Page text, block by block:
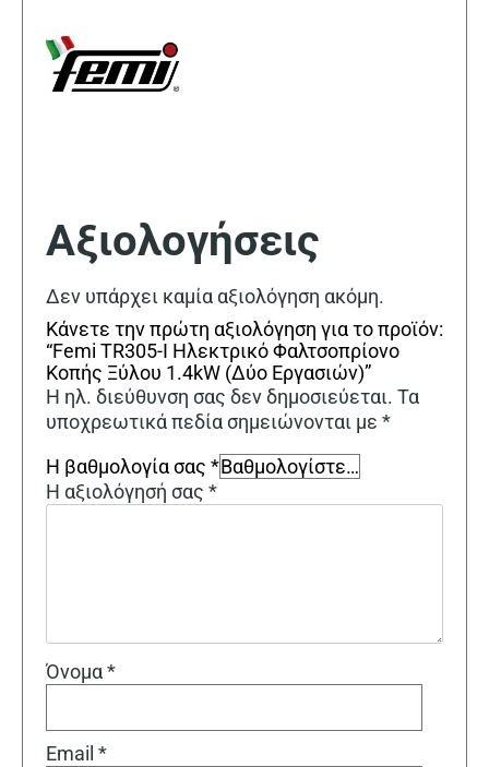
Αξιολογήσεις
Δεν υπάρχει καμία αξιολόγηση ακόμη.
Κάνετε την πρώτη αξιολόγηση για το προϊόν:
“Femi TR305-I Ηλεκτρικό Φαλτσοπρίονο
Κοπής Ξύλου 1.4kW (Δύο Εργασιών)”
Η ηλ. διεύθυνση σας δεν δημοσιεύεται. Τα
υποχρεωτικά πεδία σημειώνονται με *
Η βαθμολογία σας *
Η αξιολόγησή σας *
Όνομα*
Email *